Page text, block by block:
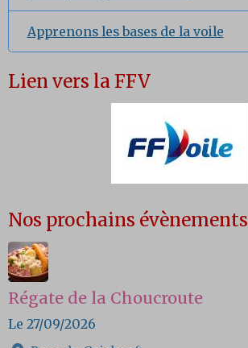
Apprenons les bases de la voile
Lien vers la FFV
Nos prochains évènements
Régate de la Choucroute
Le 27/09/2026